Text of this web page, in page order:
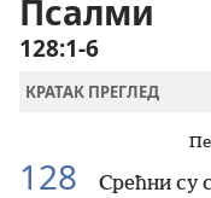
Псалми
128:1-6
КРАТАК ПРЕГЛЕД
128 Срећни су